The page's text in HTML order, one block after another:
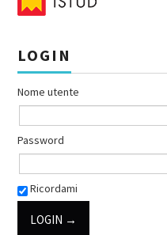
LOGIN
Nome utente
Password
Ricordami